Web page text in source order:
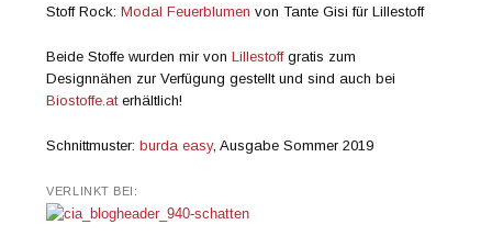
Stoff Rock:Modal Feuerblumen von Tante Gisi für Lillestoff
Beide Stoffe wurden mir vonLillestoffgratis zum
Designnähen zur Verfügung gestellt und sind auch bei
Biostoffe.aterhältlich!
Schnittmuster:burda easy, Ausgabe Sommer 2019
VERLINKT BEI: